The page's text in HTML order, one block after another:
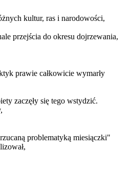
kultur, ras i narodowości,
przejścia do okresu dojrzewania,
prawie całkowicie wymarły
zaczęły się tego wstydzić.
problematyką miesiączki"